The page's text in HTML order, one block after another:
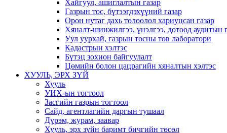
Хайгуул, ашиглалтын газар
Газрын тос, бүтээгдэхүүний газар
Орон нутаг дахь төлөөлөл хариуцсан газар
Хяналт-шинжилгээ, үнэлгээ, дотоод аудитын
Уул уурхай, газрын тосны төв лаборатори
Кадастрын хэлтэс
Бүтэц зохион байгуулалт
Цөмийн болон цацрагийн хяналтын хэлтэс
ХУУЛЬ, ЭРХ ЗҮЙ
Хууль
УИХ-ын тогтоол
Засгийн газрын тогтоол
Сайд, агентлагийн даргын тушаал
Дүрэм, журам, заавар
Хууль, эрх зүйн баримт бичгийн төсөл